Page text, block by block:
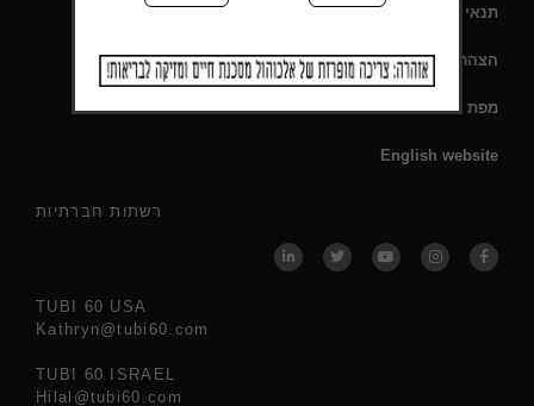
רשתות חברתיות
TUBI 60 USA
Kathryn@tubi60.com
TUBI 60 ISRAEL
Hilal@tubi60.com
תנאי שימוש
הצהרת נגישות
מפת אתר
English website